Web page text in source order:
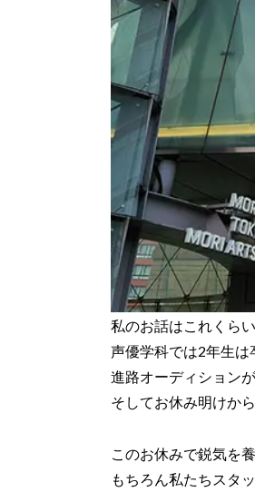
私のお話はこれくらい
声優学科では2年生は
進路オーディション
そしてお休み明けか
このお休みで鋭気を
もちろん私たちスタ